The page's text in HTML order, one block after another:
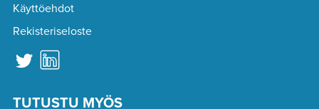
Käyttöehdot
Rekisteriseloste
TUTUSTU MYÖS